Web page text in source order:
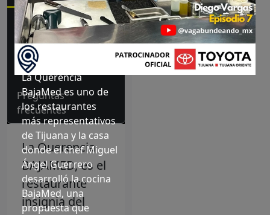
BajaMed en
Tijuana
Tijuana
La Querencia
BajaMed es uno de
los restaurantes
más representativos
de Tijuana y la casa
donde el chef Miguel
Ángel Guerrero
desarrolló la cocina
BajaMed, una
propuesta que
Experiencia
Galería
Videos
Prensa
Preguntas
frecuentes
La Querencia
BAJAMED, es el
restaurante
insignia del